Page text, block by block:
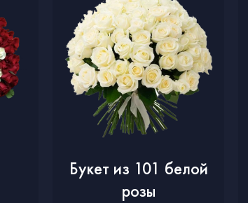
Букет из 101 белой
розы